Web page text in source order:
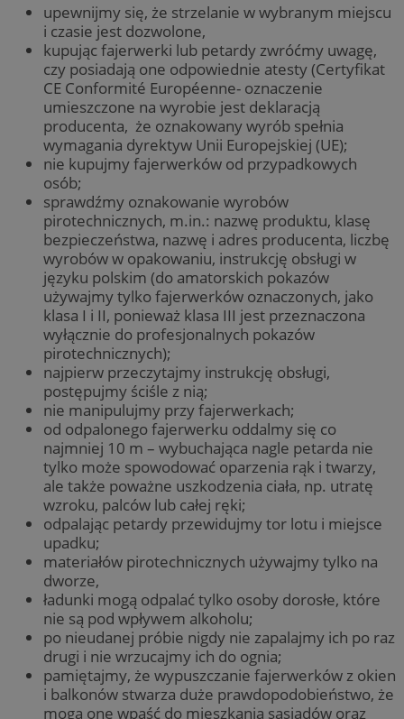
upewnijmy się, że strzelanie w wybranym miejscu
i czasie jest dozwolone,
kupując fajerwerki lub petardy zwróćmy uwagę,
czy posiadają one odpowiednie atesty (Certyfikat
CE Conformité Européenne- oznaczenie
umieszczone na wyrobie jest deklaracją
producenta, że oznakowany wyrób spełnia
wymagania dyrektyw Unii Europejskiej (UE);
nie kupujmy fajerwerków od przypadkowych
osób;
sprawdźmy oznakowanie wyrobów
pirotechnicznych, m.in.: nazwę produktu, klasę
bezpieczeństwa, nazwę i adres producenta, liczbę
wyrobów w opakowaniu, instrukcję obsługi w
języku polskim (do amatorskich pokazów
używajmy tylko fajerwerków oznaczonych, jako
klasa I i II, ponieważ klasa III jest przeznaczona
wyłącznie do profesjonalnych pokazów
pirotechnicznych);
najpierw przeczytajmy instrukcję obsługi,
postępujmy ściśle z nią;
nie manipulujmy przy fajerwerkach;
od odpalonego fajerwerku oddalmy się co
najmniej 10 m – wybuchająca nagle petarda nie
tylko może spowodować oparzenia rąk i twarzy,
ale także poważne uszkodzenia ciała, np. utratę
wzroku, palców lub całej ręki;
odpalając petardy przewidujmy tor lotu i miejsce
upadku;
materiałów pirotechnicznych używajmy tylko na
dworze,
ładunki mogą odpalać tylko osoby dorosłe, które
nie są pod wpływem alkoholu;
po nieudanej próbie nigdy nie zapalajmy ich po raz
drugi i nie wrzucajmy ich do ognia;
pamiętajmy, że wypuszczanie fajerwerków z okien
i balkonów stwarza duże prawdopodobieństwo, że
mogą one wpaść do mieszkania sąsiadów oraz